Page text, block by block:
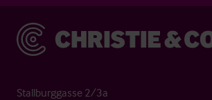
Christie & Co
Stallburggasse 2/3a